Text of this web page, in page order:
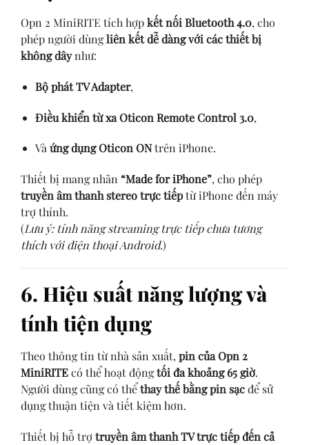
Opn 2 MiniRITE tích hợpkết nối Bluetooth 4.0, cho
phép người dùngliên kết dễ dàng với các thiết bị
không dâynhư:
Bộ phát TV Adapter,
Điều khiển từ xa Oticon Remote Control 3.0,
Vàứng dụng Oticon ONtrên iPhone.
Thiết bị mang nhãn “Made for iPhone”, cho phép
truyền âm thanh stereo trực tiếptừ iPhone đến máy
trợ thính.
(Lưu ý: tính năng streaming trực tiếp chưa tương
thích với điện thoại Android.)
6. Hiệu suất năng lượng và
tính tiện dụng
Theo thông tin từ nhà sản xuất,pin của Opn 2
MiniRITEcó thể hoạt độngtối đa khoảng 65 giờ.
Người dùng cũng có thểthay thế bằng pin sạcđể sử
dụng thuận tiện và tiết kiệm hơn.
Thiết bị hỗ trợtruyền âm thanh TV trực tiếp đến cả